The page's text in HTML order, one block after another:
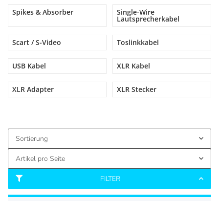
Spikes & Absorber Single-Wire
Lautsprecherkabel
Scart / S-Video Toslinkkabel
USB Kabel XLR Kabel
XLR Adapter XLR Stecker
FILTER
Sortierung
Artikel pro Seite